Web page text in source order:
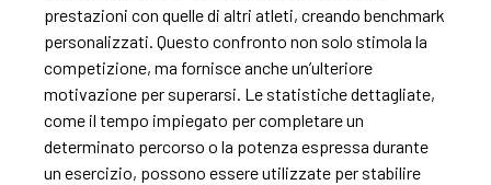
prestazioni con quelle di altri atleti, creando benchmark
personalizzati. Questo confronto non solo stimola la
competizione, ma fornisce anche un’ulteriore
motivazione per superarsi. Le statistiche dettagliate,
come il tempo impiegato per completare un
determinato percorso o la potenza espressa durante
un esercizio, possono essere utilizzate per stabilire